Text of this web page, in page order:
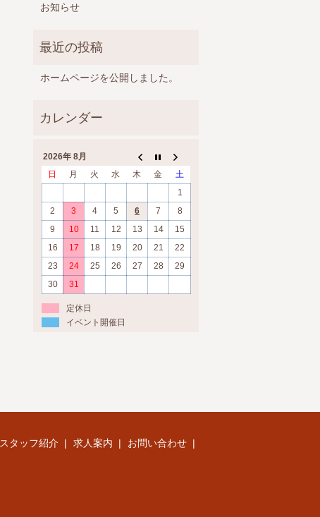
お知らせ
ホームページを公開しました。
2026年 8月
日
月 火 水 木 金
土
1
2
3 4 5 6 7
8
9
10 11 12 13 14
15
16
17 18 19 20 21
22
23
24 25 26 27 28
29
30
31
定休日
イベント開催日
スタッフ紹介 求人案内
お問い合わせ